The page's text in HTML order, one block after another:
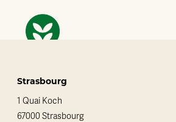
Strasbourg
1 Quai Koch
67000 Strasbourg